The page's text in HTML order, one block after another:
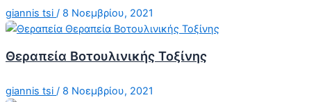
giannis tsi / 8 Νοεμβρίου, 2021
Θεραπεία Βοτουλινικής Τοξίνης
giannis tsi / 8 Νοεμβρίου, 2021